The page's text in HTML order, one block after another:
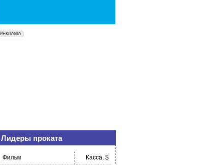
Лидеры проката
Фильм
Касса, $